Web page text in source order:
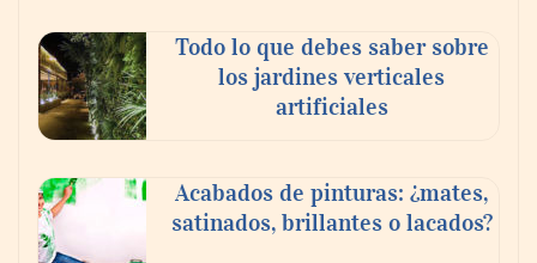
Todo lo que debes saber sobre
los jardines verticales
artificiales
Acabados de pinturas: ¿mates,
satinados, brillantes o lacados?